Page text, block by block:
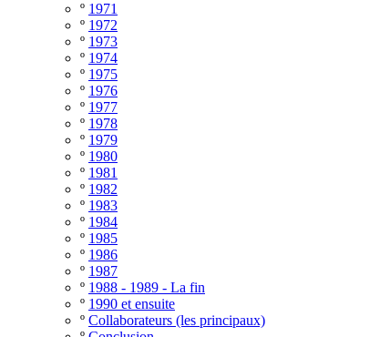
º 1971
º 1972
º 1973
º 1974
º 1975
º 1976
º 1977
º 1978
º 1979
º 1980
º 1981
º 1982
º 1983
º 1984
º 1985
º 1986
º 1987
º 1988 - 1989 - La fin
º 1990 et ensuite
º Collaborateurs (les principaux)